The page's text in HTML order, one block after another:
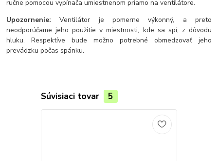
ručne pomocou vypínača umiestnenom priamo na ventilátore.
Upozornenie:Ventilátor je pomerne výkonný, a preto
neodporúčame jeho použitie v miestnosti, kde sa spí, z dôvodu
hluku. Respektíve bude možno potrebné obmedzovať jeho
prevádzku počas spánku.
Súvisiaci tovar 5